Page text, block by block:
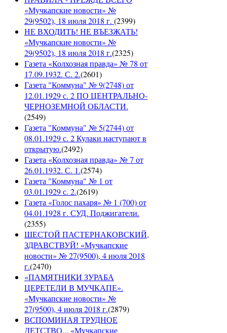
«Мучкапские новости» №
29(9502), 18 июля 2018 г. (2399)
НЕ ВХОДИТЬ! НЕ ВЪЕЗЖАТЬ!
«Мучкапские новости» №
29(9502), 18 июля 2018 г.(2325)
Газета «Колхозная правда» № 78 от
17.09.1932. С. 2.(2601)
Газета "Коммуна" № 9(2748) от
12.01.1929 с. 2 ПО ЦЕНТРАЛЬНО-
ЧЕРНОЗЕМНОЙ ОБЛАСТИ.
(2549)
Газета "Коммуна" № 5(2744) от
08.01.1929 с. 2 Кулаки наступают в
открытую.(2492)
Газета «Колхозная правда» № 7 от
26.01.1932. С. 1.(2574)
Газета "Коммуна" № 1 от
03.01.1929 с. 2.(2619)
Газета «Голос пахаря» № 1 (700) от
04.01.1928 г. СУД. Поджигатели.
(2355)
ШЕСТОЙ ПАСТЕРНАКОВСКИЙ,
ЗДРАВСТВУЙ! «Мучкапские
новости» № 27(9500), 4 июля 2018
г.(2470)
«ПАМЯТНИКИ ЗУРАБА
ЦЕРЕТЕЛИ В МУЧКАПЕ».
«Мучкапские новости» №
27(9500), 4 июля 2018 г.(2879)
ВСПОМИНАЯ ТРУДНОЕ
ДЕТСТВО... «Мучкапские